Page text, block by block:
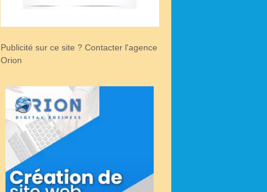
Publicité sur ce site ? Contacter l'agence
Orion